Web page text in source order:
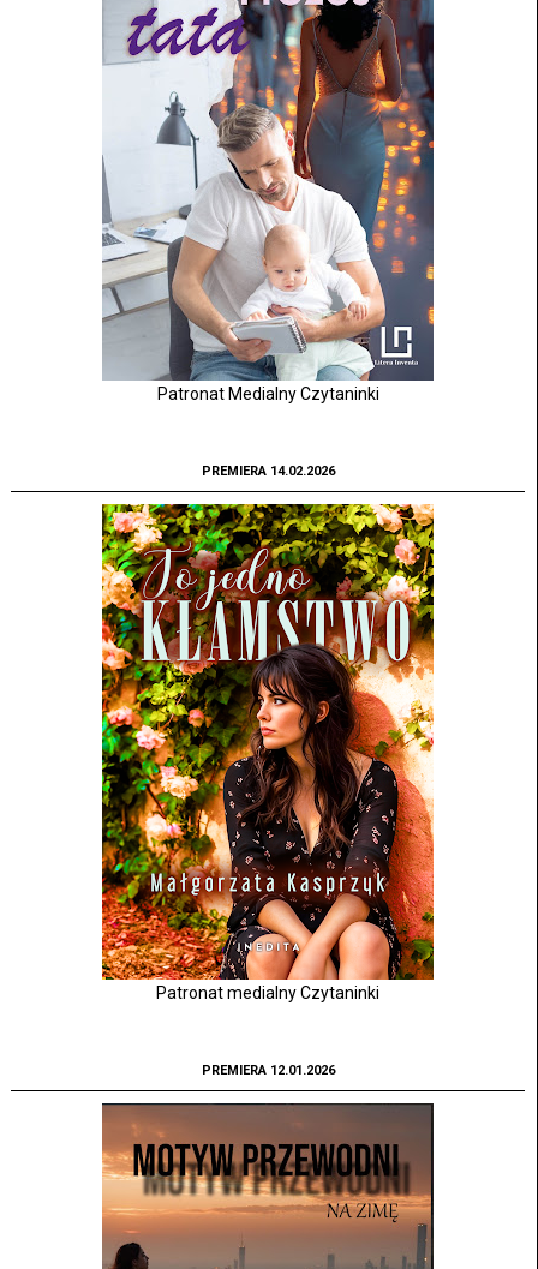
Patronat Medialny Czytaninki
PREMIERA 14.02.2026
Patronat medialny Czytaninki
PREMIERA 12.01.2026